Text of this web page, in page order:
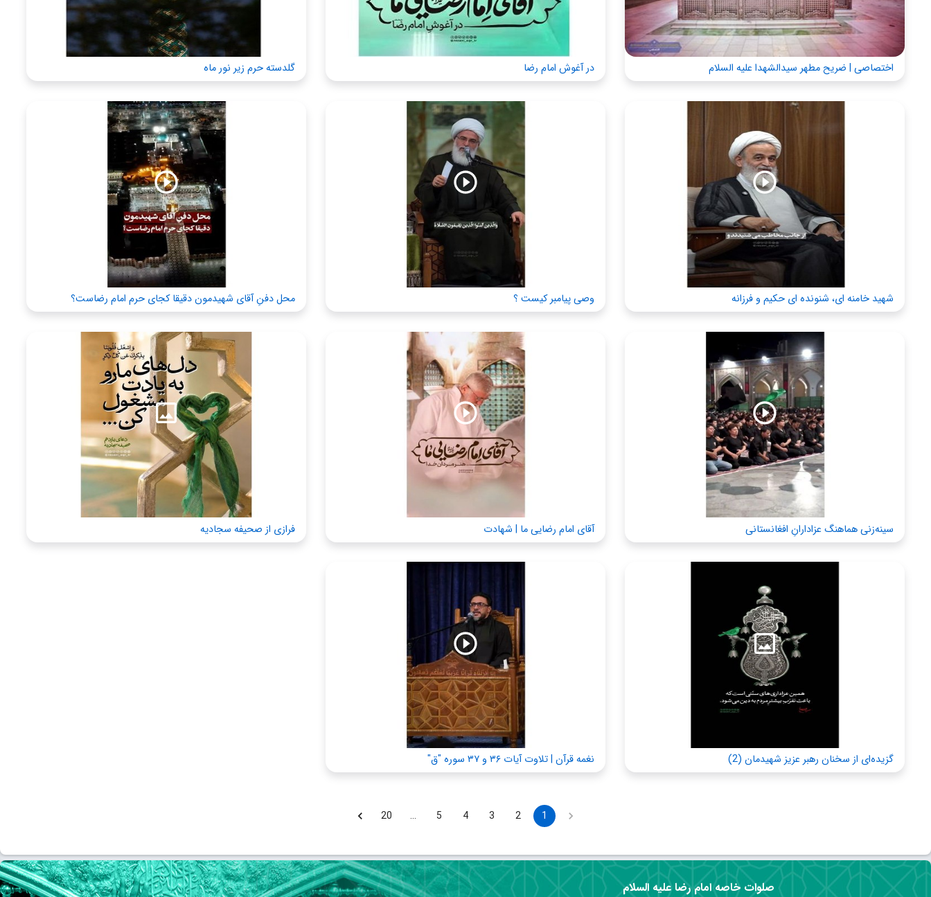
اختصاصی | ضریح مطهر سیدالشهدا علیه السلام در آغوش امام رضا گلدسته حرم زیر نور ماه
شهید خامنه ای، شنونده ای حکیم و فرزانه وصی پیامبر کیست ؟ محل دفنِ آقای شهیدمون دقیقا کجای حرم امام رضاست؟
سینه‌زنی هماهنگ عزادارانِ افغانستانی‌ آقای امام رضایی ما | شهادت فرازی از صحیفه سجادیه
گزیده‌ای از سخنان رهبر عزیز شهیدمان (2) نغمه قرآن | تلاوت آیات ۳۶ و ۳۷ سوره "ق"
1
2
3
4
5
…
20
صلوات خاصه امام رضا علیه السلام